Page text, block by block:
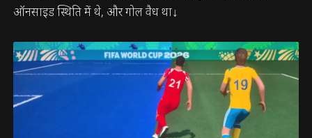
ऑनसाइड स्थिति में थे, और गोल वैध था↓